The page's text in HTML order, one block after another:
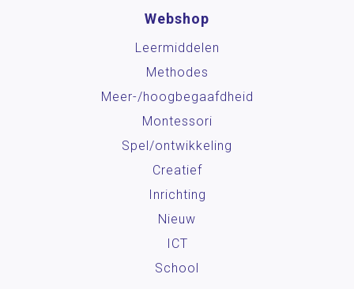
Webshop
Leermiddelen
Methodes
Meer-/hoog­begaafdheid
Montessori
Spel/ontwikkeling
Creatief
Inrichting
Nieuw
ICT
School